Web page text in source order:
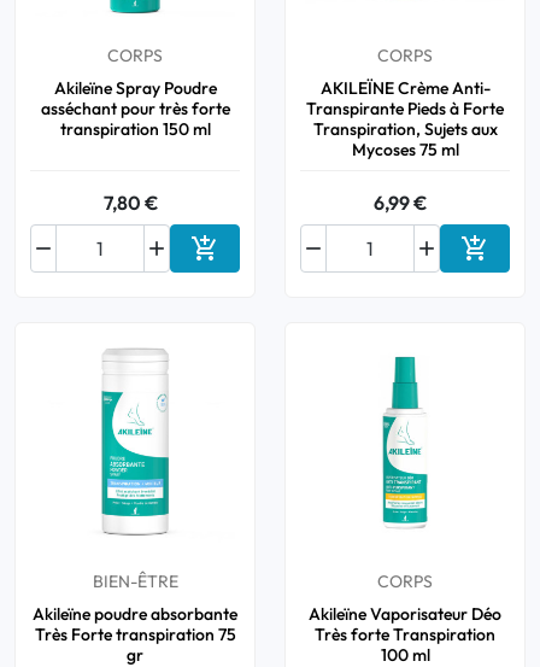
CORPS
Akileïne Spray Poudre
asséchant pour très forte
transpiration 150 ml
7,80 €

 Ajouter au panier
CORPS
AKILEÏNE Crème Anti-
Transpirante Pieds à Forte
Transpiration, Sujets aux
Mycoses 75 ml
6,99 €

 
BIEN-ÊTRE
Akileïne poudre absorbante
Très Forte transpiration 75
gr
CORPS
Akileïne Vaporisateur Déo
Très forte Transpiration
100 ml